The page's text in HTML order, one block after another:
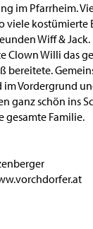
im Pfarrheim.
viele kostümierte
Wiff &
Clown Willi das
bereitete.
im Vordergrund
ganz schön ins
gesamte Familie.